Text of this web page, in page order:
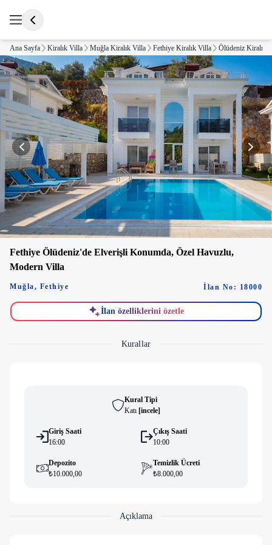
Ana Sayfa Kiralık Villa Muğla Kiralık Villa Fethiye Kiralık Villa Ölüdeniz Kiralık
Fethiye Ölüdeniz'de Elverişli Konumda, Özel Havuzlu,
Modern Villa
Muğla, Fethiye İlan No: 18000
İlan özelliklerini özetle
Kurallar
Kural Tipi
Katı [i̇ncele]
Giriş Saati
16:00
Çıkış Saati
10:00
Depozito
₺10.000,00
Temizlik Ücreti
₺8.000,00
Açıklama